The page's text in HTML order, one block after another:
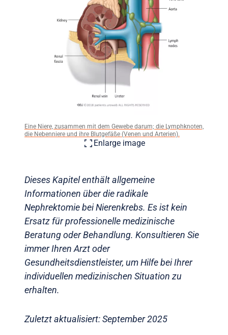
Eine Niere, zusammen mit dem Gewebe darum; die Lymphknoten,
die Nebenniere und ihre Blutgefäße (Venen und Arterien).
Enlarge image
Dieses Kapitel enthält allgemeine
Informationen über die radikale
Nephrektomie bei Nierenkrebs. Es ist kein
Ersatz für professionelle medizinische
Beratung oder Behandlung. Konsultieren Sie
immer Ihren Arzt oder
Gesundheitsdienstleister, um Hilfe bei Ihrer
individuellen medizinischen Situation zu
erhalten.
Zuletzt aktualisiert: September 2025